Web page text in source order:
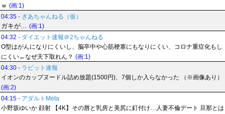
ｗ (画:1)
04:35 - ぎあちゃんねる（仮）
ガキが… (画:1)
04:32 - ダイエット速報＠2ちゃんねる
O型はがんになりにくいし、脳卒中や心筋梗塞にもなりにくい、コロナ重症化もし
にくい←なぜ天下取れん？ (画:1)
04:30 - ラビット速報
イオンのカップヌードル詰め放題(1500円)、7個しか入らなかった （※画像あり）
(画:2)
04:15 - アダルトMeta
小野坂ゆいか 顔射 【4K】その唇と乳房と美尻に釘付け…人妻不倫デート 旦那とは